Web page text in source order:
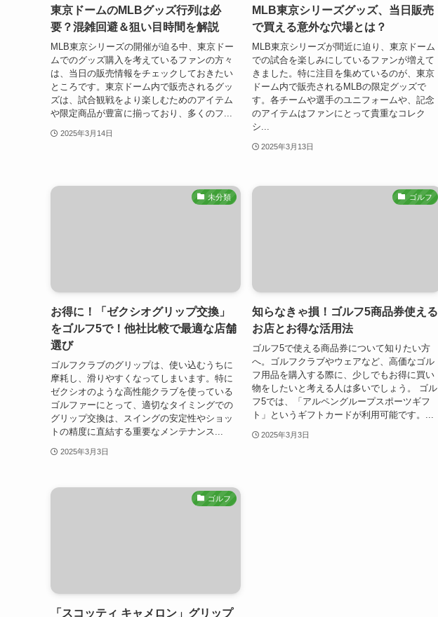
東京ドームのMLBグッズ行列は必
要？混雑回避＆狙い目時間を解説
MLB東京シリーズの開催が迫る中、東京ドー
ムでのグッズ購入を考えているファンの方々
は、当日の販売情報をチェックしておきたい
ところです。東京ドーム内で販売されるグッ
ズは、試合観戦をより楽しむためのアイテム
や限定商品が豊富に揃っており、多くのフ...
2025年3月14日
MLB東京シリーズグッズ、当日販売
で買える意外な穴場とは？
MLB東京シリーズが間近に迫り、東京ドーム
での試合を楽しみにしているファンが増えて
きました。特に注目を集めているのが、東京
ドーム内で販売されるMLBの限定グッズで
す。各チームや選手のユニフォームや、記念
のアイテムはファンにとって貴重なコレク
シ...
2025年3月13日
未分類
お得に！「ゼクシオグリップ交換」
をゴルフ5で！他社比較で最適な店舗
選び
ゴルフクラブのグリップは、使い込むうちに
摩耗し、滑りやすくなってしまいます。特に
ゼクシオのような高性能クラブを使っている
ゴルファーにとって、適切なタイミングでの
グリップ交換は、スイングの安定性やショッ
トの精度に直結する重要なメンテナンス...
2025年3月3日
ゴルフ
知らなきゃ損！ゴルフ5商品券使える
お店とお得な活用法
ゴルフ5で使える商品券について知りたい方
へ。ゴルフクラブやウェアなど、高価なゴル
フ用品を購入する際に、少しでもお得に買い
物をしたいと考える人は多いでしょう。 ゴル
フ5では、「アルペングループスポーツギフ
ト」というギフトカードが利用可能です。...
2025年3月3日
ゴルフ
「スコッティ キャメロン」グリップ